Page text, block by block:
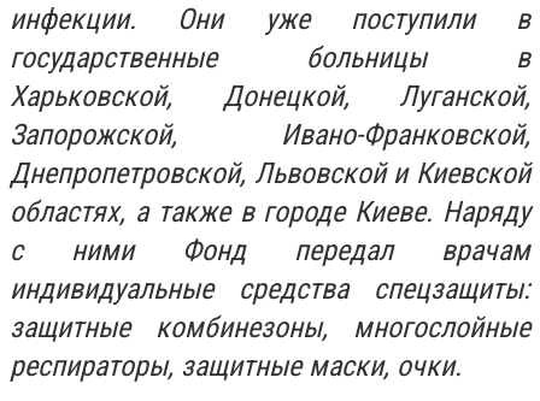
инфекции. Они уже поступили в
государственные больницы в
Харьковской, Донецкой, Луганской,
Запорожской, Ивано-Франковской,
Днепропетровской, Львовской и Киевской
областях, а также в городе Киеве. Наряду
с ними Фонд передал врачам
индивидуальные средства спецзащиты:
защитные комбинезоны, многослойные
респираторы, защитные маски, очки.